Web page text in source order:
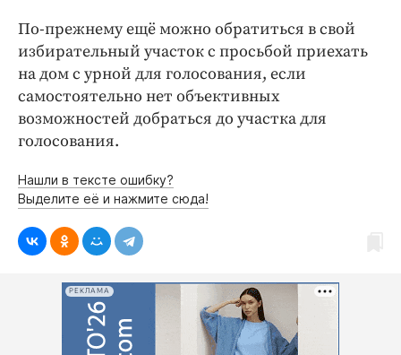
По-прежнему ещё можно обратиться в свой
избирательный участок с просьбой приехать
на дом с урной для голосования, если
самостоятельно нет объективных
возможностей добраться до участка для
голосования.
Нашли в тексте ошибку?
Выделите её и нажмите сюда!
РЕКЛАМА